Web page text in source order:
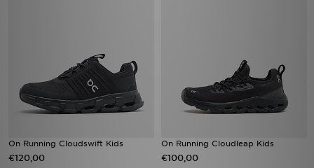
On Running Cloudswift Kids
€120,00
On Running Cloudleap Kids
€100,00